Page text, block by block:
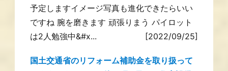
予定しますイメージ写真も進化できたらいい
ですね 腕を磨きます 頑張りまう パイロット
は2人勉強中&#x...
[2022/09/25]
国土交通省のリフォーム補助金を取り扱って